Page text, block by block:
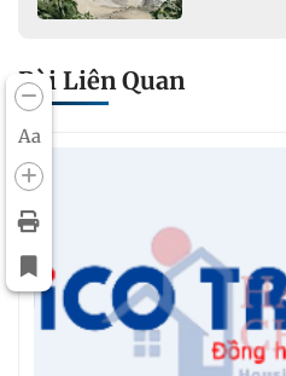
Aa
Bài Liên Quan